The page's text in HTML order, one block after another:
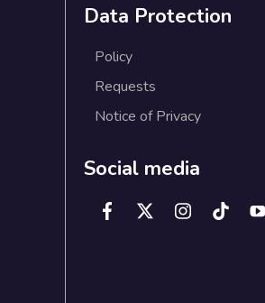
Data Protection
Policy
Requests
Notice of Privacy
Social media